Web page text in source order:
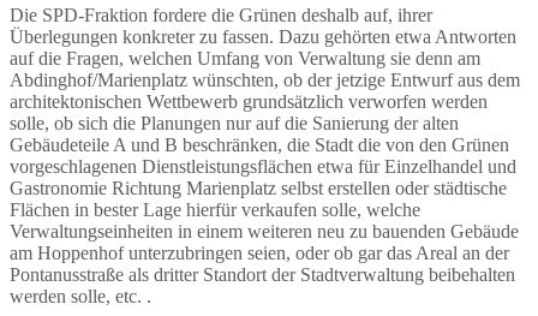
Die SPD-Fraktion fordere die Grünen deshalb auf, ihrer
Überlegungen konkreter zu fassen. Dazu gehörten etwa Antworten
auf die Fragen, welchen Umfang von Verwaltung sie denn am
Abdinghof/Marienplatz wünschten, ob der jetzige Entwurf aus dem
architektonischen Wettbewerb grundsätzlich verworfen werden
solle, ob sich die Planungen nur auf die Sanierung der alten
Gebäudeteile A und B beschränken, die Stadt die von den Grünen
vorgeschlagenen Dienstleistungsflächen etwa für Einzelhandel und
Gastronomie Richtung Marienplatz selbst erstellen oder städtische
Flächen in bester Lage hierfür verkaufen solle, welche
Verwaltungseinheiten in einem weiteren neu zu bauenden Gebäude
am Hoppenhof unterzubringen seien, oder ob gar das Areal an der
Pontanusstraße als dritter Standort der Stadtverwaltung beibehalten
werden solle, etc. .